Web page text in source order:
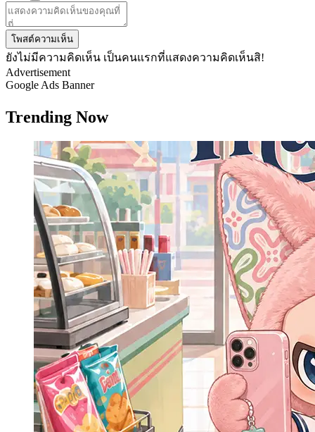
โพสต์ความเห็น
ยังไม่มีความคิดเห็น เป็นคนแรกที่แสดงความคิดเห็นสิ!
Advertisement
Google Ads Banner
Trending Now